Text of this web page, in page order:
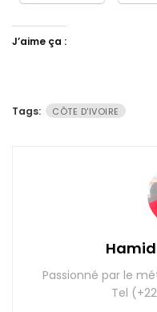
J’aime ça :
Tags: CÔTE D'IVOIRE
Passionné par le
Tel